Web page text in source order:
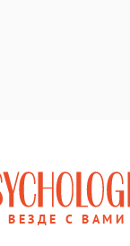
ВЕЗДЕ С ВАМИ